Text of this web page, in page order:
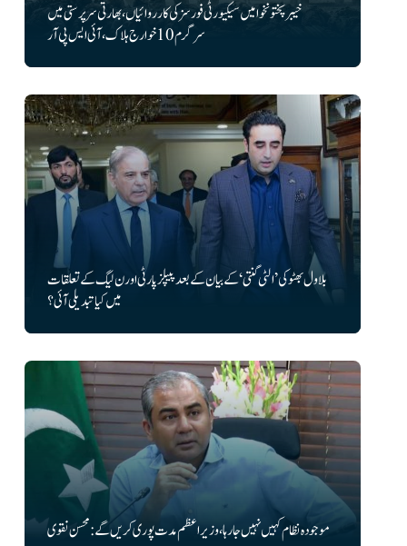
خیبرپختونخوا میں سیکیورٹی فورسز کی کارروائیاں، بھارتی سرپرستی میں
سرگرم 10 خوارج ہلاک، آئی ایس پی آر
بلاول بھٹو کی ’الٹی گنتی‘ کے بیان کے بعد پیپلز پارٹی اور ن لیگ کے تعلقات
میں کیا تبدیلی آئی؟
موجودہ نظام کہیں نہیں جا رہا، وزیراعظم مدت پوری کریں گے: محسن نقوی